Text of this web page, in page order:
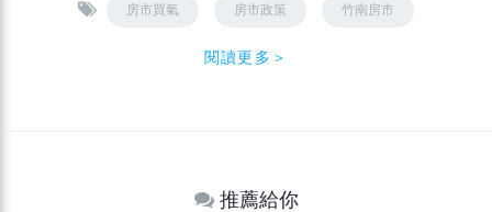
房市買氣 房市政策 竹南房市
閱讀更多＞
推薦給你